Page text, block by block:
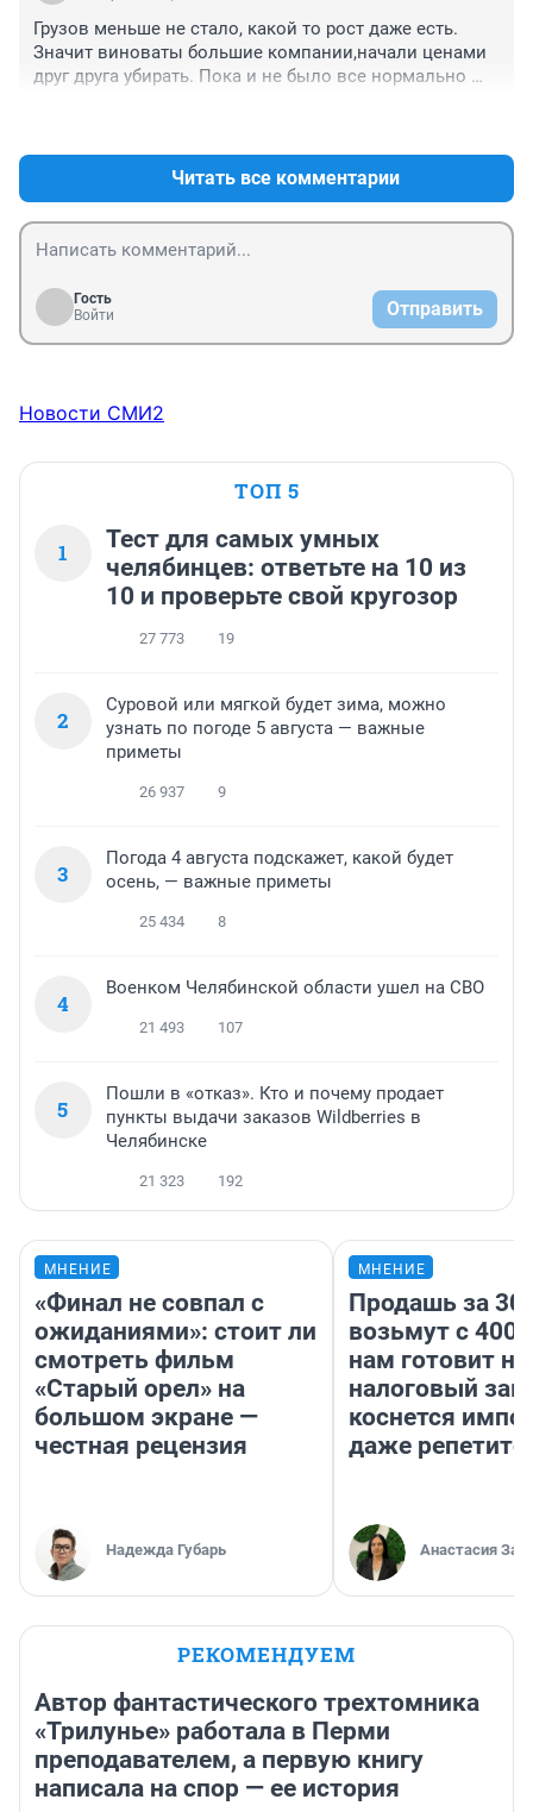
Грузов меньше не стало, какой то рост даже есть.
Значит виноваты большие компании,начали ценами
друг друга убирать. Пока и не было все нормально
Читать все комментарии
Гость
Войти
Отправить
Новости СМИ2
ТОП 5
1
Тест для самых умных
челябинцев: ответьте на 10 из
10 и проверьте свой кругозор
27 773 19
2
Суровой или мягкой будет зима, можно
узнать по погоде 5 августа — важные
приметы
26 937 9
3
Погода 4 августа подскажет, какой будет
осень, — важные приметы
25 434 8
4
Военком Челябинской области ушел на СВО
21 493 107
5
Пошли в «отказ». Кто и почему продает
пункты выдачи заказов Wildberries в
Челябинске
21 323 192
МНЕНИЕ
«Финал не совпал с
ожиданиями»: стоит ли
смотреть фильм
«Старый орел» на
большом экране —
честная рецензия
Надежда Губарь
МНЕНИЕ
Продашь за
возьмут с
нам готовит
налоговый
коснется
даже
Анастасия
РЕКОМЕНДУЕМ
Автор фантастического трехтомника
«Трилунье» работала в Перми
преподавателем, а первую книгу
написала на спор — ее история